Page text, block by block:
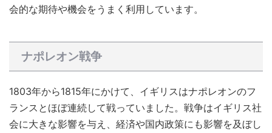
会的な期待や機会をうまく利用しています。
ナポレオン戦争
1803年から1815年にかけて、イギリスはナポレオンのフ
ランスとほぼ連続して戦っていました。戦争はイギリス社
会に大きな影響を与え、経済や国内政策にも影響を及ぼし